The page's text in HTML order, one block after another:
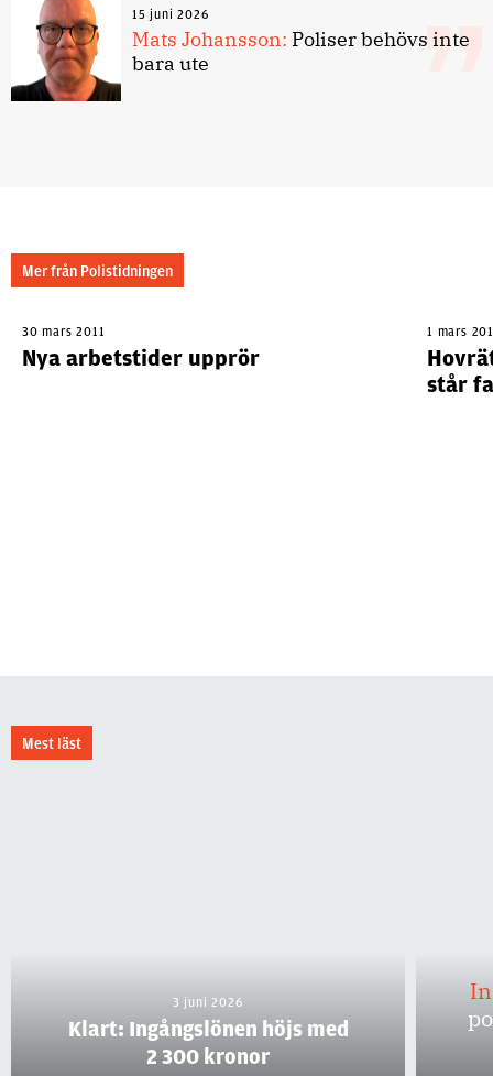
15 juni 2026
Mats Johansson: Poliser behövs inte
bara ute
Mer från Polistidningen
30 mars 2011
Nya arbetstider upprör
1 mars
står
Mest läst
3 juni 2026
Klart: Ingångslönen höjs med
2 300 kronor